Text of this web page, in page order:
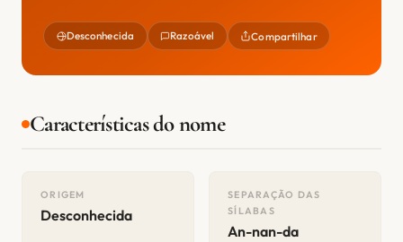
Desconhecida Razoável Compartilhar
Características do nome
ORIGEM
Desconhecida
SEPARAÇÃO DAS
SÍLABAS
An-nan-da